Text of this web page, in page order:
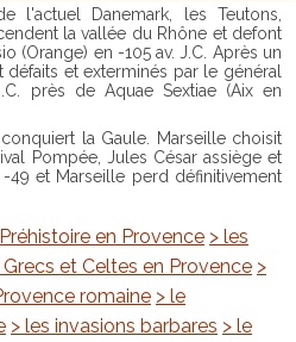
l'actuel Danemark, les Teutons,
la vallée du Rhône et defont
(Orange) en -105 av. J.C. Après un
et exterminés par le général
près de Aquae Sextiae (Aix en
Pompée, Jules César assiège et
et Marseille perd définitivement
en Provence > les
Grecs et Celtes en Provence >
romaine > le
> les invasions barbares > le